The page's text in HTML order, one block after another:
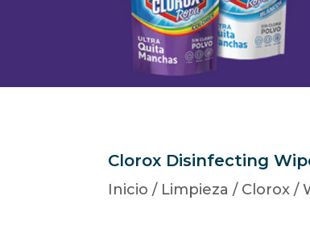
Clorox Disinfecting
Inicio / Limpieza / Clorox /